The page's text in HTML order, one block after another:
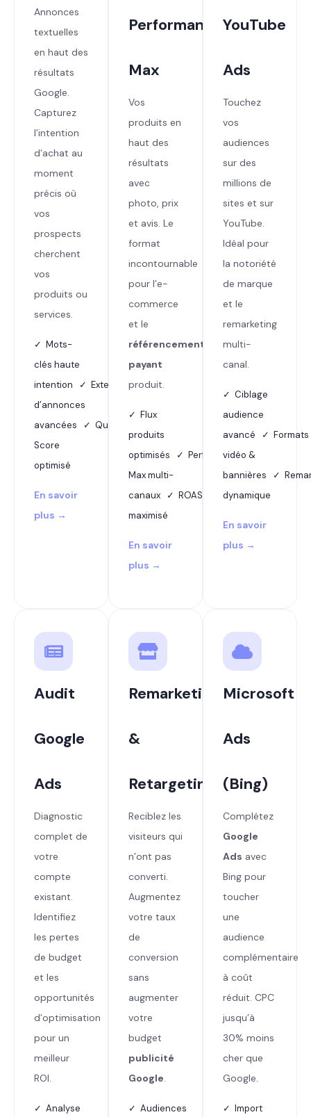
Annonces
textuelles
en haut des
résultats
Google.
Capturez
l’intention
d’achat au
moment
précis où
vos
prospects
cherchent
vos
produits ou
services.
✓ Mots-
clés haute
intention ✓ Extensions
d’annonces
avancées ✓ Quality
Score
optimisé
En savoir
plus →
Performance
Max
Vos
produits en
haut des
résultats
avec
photo, prix
et avis. Le
format
incontournable
pour l’e-
commerce
et le
référencement
payant
produit.
✓ Flux
produits
optimisés ✓ Performance
Max multi-
canaux ✓ ROAS
maximisé
En savoir
plus →
YouTube
Ads
Touchez
vos
audiences
sur des
millions de
sites et sur
YouTube.
Idéal pour
la notoriété
de marque
et le
remarketing
multi-
canal.
✓ Ciblage
audience
avancé ✓ Formats
vidéo &
bannières ✓
dynamique
En savoir
plus →
Audit
Google
Ads
Diagnostic
complet de
votre
compte
existant.
Identifiez
les pertes
de budget
et les
opportunités
d’optimisation
pour un
meilleur
ROI.
✓ Analyse
Remarketing
&
Retargeting
Reciblez les
visiteurs qui
n’ont pas
converti.
Augmentez
votre taux
de
conversion
sans
augmenter
votre
budget
publicité
Google.
✓ Audiences
Microsoft
Ads
(Bing)
Complétez
Google
Ads avec
Bing pour
toucher
une
audience
complémentaire
à coût
réduit. CPC
jusqu’à
30% moins
cher que
Google.
✓ Import